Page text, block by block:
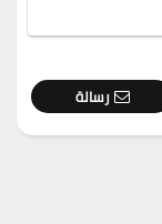
رسالة